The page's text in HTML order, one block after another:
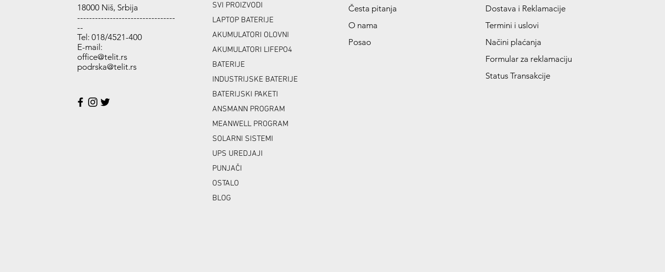
18000 Niš, Srbija
---------------------------------
--
Tel: 018/4521-400
E-mail:
office@telit.rs
podrska@telit.rs
SVI PROIZVODI
LAPTOP BATERIJE
AKUMULATORI OLOVNI
AKUMULATORI LIFEPO4
BATERIJE
INDUSTRIJSKE BATERIJE
BATERIJSKI PAKETI
ANSMANN PROGRAM
MEANWELL PROGRAM
SOLARNI SISTEMI
UPS UREDJAJI
PUNJAČI
OSTALO
BLOG
Česta pitanja
O nama
Posao
Dostava i Reklamacije
Termini i uslovi
Načini plaćanja
Formular za reklamaciju
Status Transakcije